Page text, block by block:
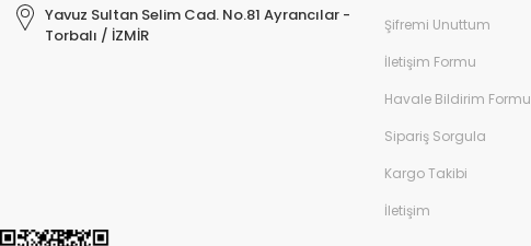
Yavuz Sultan Selim Cad. No.81 Ayrancılar -
Torbalı / İZMİR
Şifremi Unuttum
İletişim Formu
Havale Bildirim Formu
Sipariş Sorgula
Kargo Takibi
İletişim